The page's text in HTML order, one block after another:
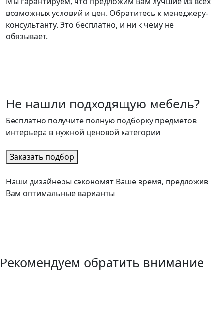
возможных условий и цен. Обратитесь к менеджеру-
консультанту. Это бесплатно, и ни к чему не
обязывает.
Не нашли подходящую мебель?
Бесплатно получите полную подборку предметов
интерьера в нужной ценовой категории
Заказать подбор
Наши дизайнеры сэкономят Ваше время, предложив
Вам оптимальные варианты
Рекомендуем обратить внимание